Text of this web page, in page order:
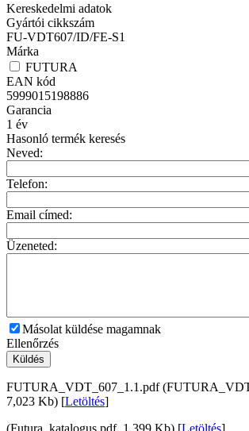
Kereskedelmi adatok
Gyártói cikkszám
FU-VDT607/ID/FE-S1
Márka
FUTURA
EAN kód
5999015198886
Garancia
1 év
Hasonló termék keresés
Neved:
Telefon:
Email címed:
Üzeneted:
Másolat küldése magamnak
Ellenőrzés
Küldés
FUTURA_VDT_607_1.1.pdf
7,023 Kb) [Letöltés]
(Futura_katalogus.pdf, 1,399 Kb) [Letöltés]